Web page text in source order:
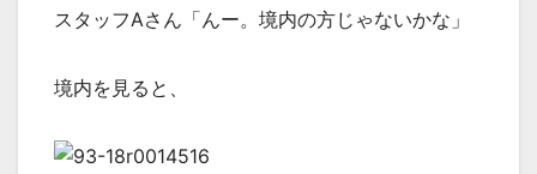
スタッフAさん「んー。境内の方じゃないかな」
境内を見ると、